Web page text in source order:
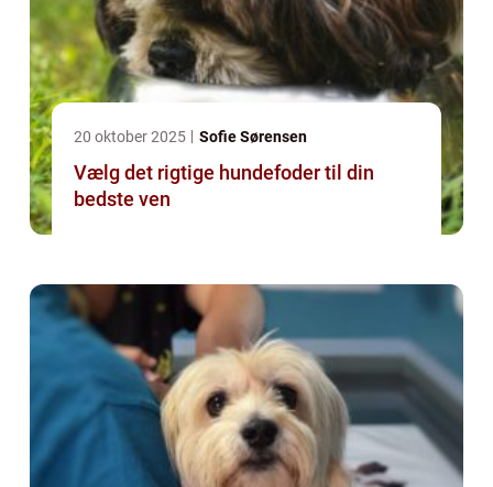
20 oktober 2025 Sofie Sørensen
Vælg det rigtige hundefoder til din
bedste ven